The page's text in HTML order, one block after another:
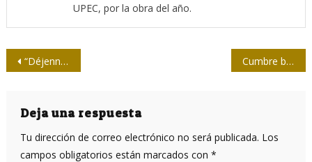
UPEC, por la obra del año.
Navegación
entradas
“Déjennos vivir”, Cristina Escobar en la Cumbre de los Pueblos 2022 Cumbre borrascosa
Deja una respuesta
Tu dirección de correo electrónico no será publicada. Los
campos obligatorios están marcados con *